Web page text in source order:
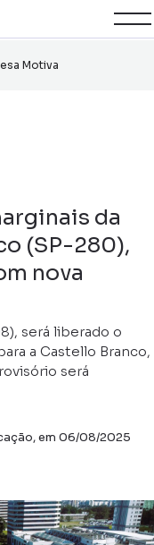
Motiva
da
(SP-280),
nova
será liberado o
a Castello Branco,
será
em 06/08/2025